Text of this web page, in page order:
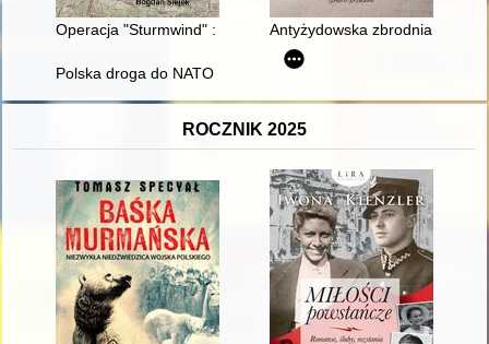
Operacja "Sturmwind" : dokumenty Wehrkreiskommando GG
Antyżydowska zbrodnia w
Polska droga do NATO 1989-1999
ROCZNIK 2025